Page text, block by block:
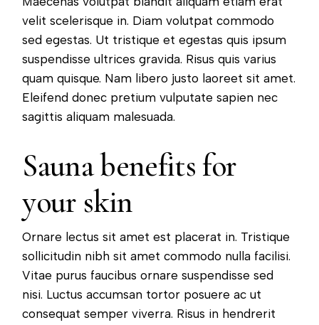
velit scelerisque in. Diam volutpat commodo
sed egestas. Ut tristique et egestas quis ipsum
suspendisse ultrices gravida. Risus quis varius
quam quisque. Nam libero justo laoreet sit amet.
Eleifend donec pretium vulputate sapien nec
sagittis aliquam malesuada.
Sauna benefits for
your skin
Ornare lectus sit amet est placerat in. Tristique
sollicitudin nibh sit amet commodo nulla facilisi.
Vitae purus faucibus ornare suspendisse sed
nisi. Luctus accumsan tortor posuere ac ut
consequat semper viverra. Risus in hendrerit